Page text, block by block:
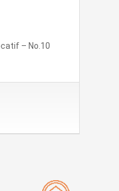
– No.10